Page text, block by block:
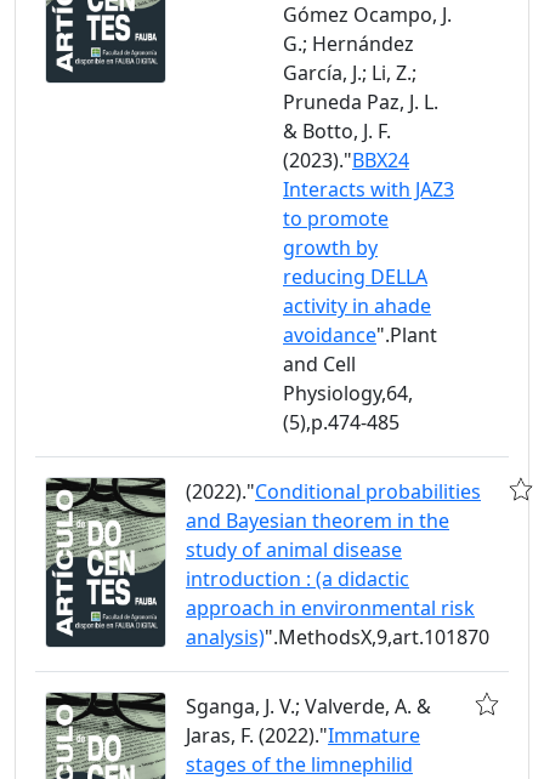
Gómez Ocampo, J.
G.; Hernández
García, J.; Li, Z.;
Pruneda Paz, J. L.
& Botto, J. F.
(2023)."BBX24
Interacts with JAZ3
to promote
growth by
reducing DELLA
activity in ahade
avoidance".Plant
and Cell
Physiology,64,
(5),p.474-485
(2022)."Conditional probabilities
and Bayesian theorem in the
study of animal disease
introduction : (a didactic
approach in environmental risk
analysis)".MethodsX,9,art.101870
Sganga, J. V.; Valverde, A. &
Jaras, F. (2022)."Immature
stages of the limnephilid